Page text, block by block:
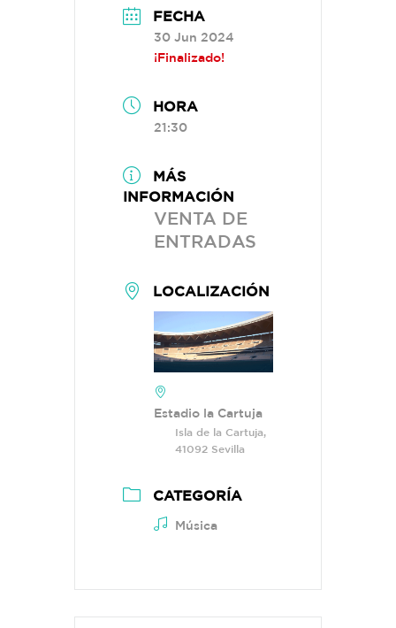
FECHA
30 Jun 2024
¡Finalizado!
HORA
21:30
MÁS
INFORMACIÓN
VENTA DE
ENTRADAS
LOCALIZACIÓN
Estadio la Cartuja
Isla de la Cartuja,
41092 Sevilla
CATEGORÍA
Música